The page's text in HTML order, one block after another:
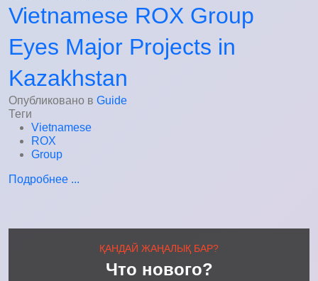
Vietnamese ROX Group
Eyes Major Projects in
Kazakhstan
Опубликовано в Guide
Теги
Vietnamese
ROX
Group
Подробнее ...
ҚАНДАЙ ЖАҢАЛЫҚ БАР?
Что нового?